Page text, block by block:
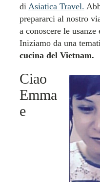
di Asiatica Travel.
prepararci al nostro
a conoscere le
Iniziamo da una
cucina del Vietnam.
Ciao
Emma
e